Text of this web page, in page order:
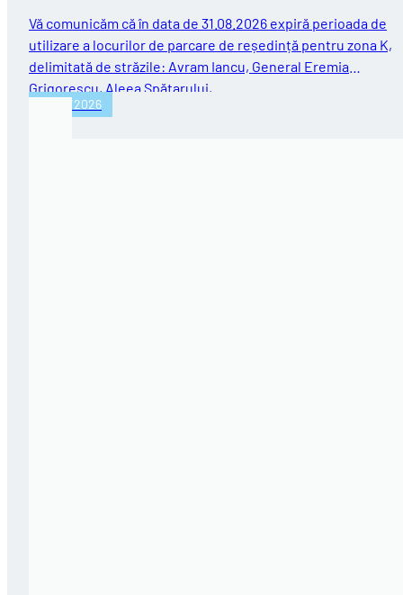
Vă comunicăm că în data de 31.08.2026 expiră perioada de
utilizare a locurilor de parcare de reședință pentru zona K,
delimitată de străzile: Avram Iancu, General Eremia
Grigorescu, Aleea Spătarului,…
31/07/2026